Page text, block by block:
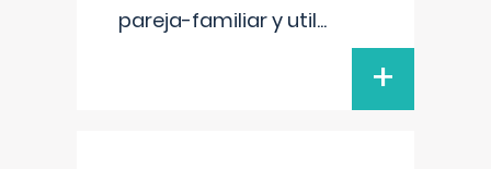
pareja-familiar y util...
+